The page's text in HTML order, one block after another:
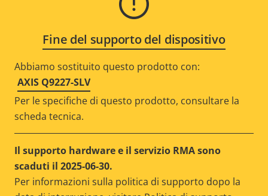
Fine del supporto del dispositivo
Abbiamo sostituito questo prodotto con:
AXIS Q9227-SLV
Per le specifiche di questo prodotto, consultare la
scheda tecnica.
Il supporto hardware e il servizio RMA sono
scaduti il 2025-06-30.
Per informazioni sulla politica di supporto dopo la